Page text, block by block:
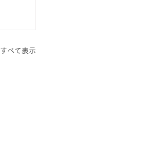
すべて表示